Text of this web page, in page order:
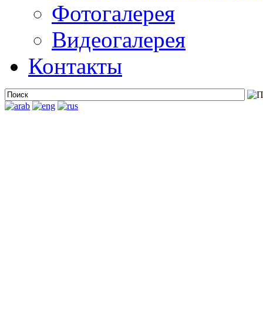
Фотогалерея
Видеогалерея
Контакты